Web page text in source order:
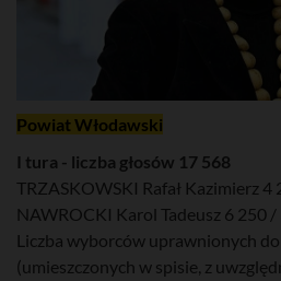
Powiat Włodawski
I tura - liczba głosów 17 568
TRZASKOWSKI Rafał Kazimierz 4
NAWROCKI Karol Tadeusz 6 250 /
Liczba wyborców uprawnionych do
(umieszczonych w spisie, z